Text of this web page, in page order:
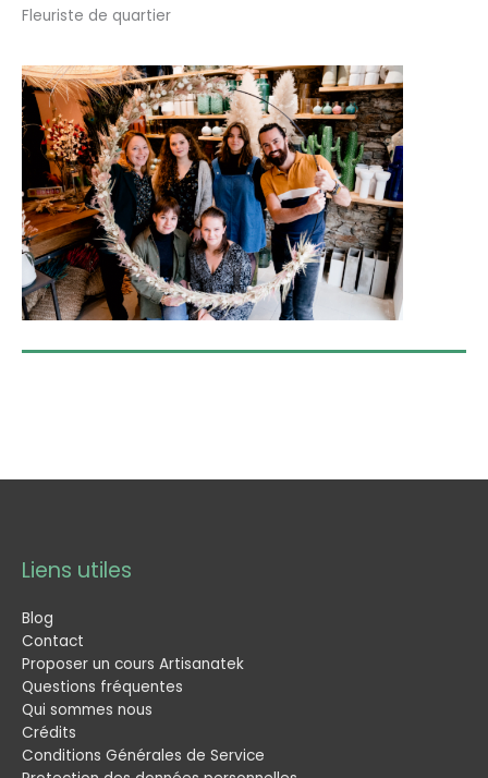
Fleuriste de quartier
Liens utiles
Blog
Contact
Proposer un cours Artisanatek
Questions fréquentes
Qui sommes nous
Crédits
Conditions Générales de Service